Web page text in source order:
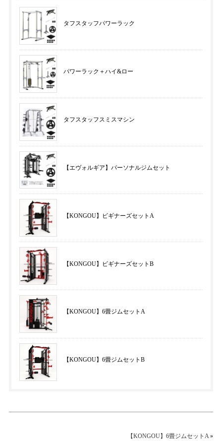
タフスタッフパワーラック
パワーラック＋ハイ&ロー
タフスタッフスミスマシン
【エヴォルギア】パーソナルジムセット
【KONGOU】ビギナーズセットA
【KONGOU】ビギナーズセットB
【KONGOU】6畳ジムセットA
【KONGOU】6畳ジムセットB
【KONGOU】6畳ジムセットA»